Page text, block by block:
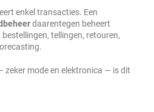
enkel transacties. Een
daarentegen beheert
tellingen, retouren,
zeker mode en elektronica — is dit